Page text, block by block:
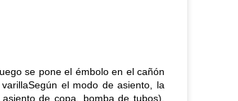
se pone el émbolo en el cañón
el modo de asiento, la
de copa, bomba de tubos),